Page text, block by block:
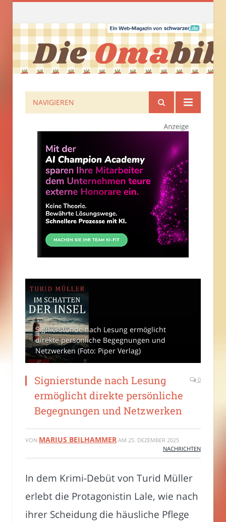
NAVIGIEREN
Signierstunde nach Lesung ermöglicht
direkte persönliche Begegnungen und
Netzwerken (Foto: Piper Verlag)
Signierstunde nach Lesung
ermöglicht direkte persönliche
Begegnungen und Netzwerken
0
VON MARIUS BEILHAMMER AM 25. DEZEMBER 2025
NACHRICHTEN
In dem Krimi-Debüt von Turid Müller
erlebt die Protagonistin Lale, wie nach
ihrer Scheidung die häusliche Pflege